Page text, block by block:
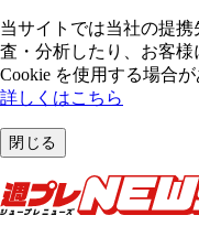
当サイトでは当社の提
査・分析したり、お客
Cookie を使⽤する場合が
詳しくはこちら
閉じる